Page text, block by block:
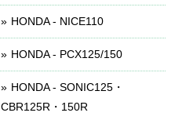
HONDA - NICE110
HONDA - PCX125/150
HONDA - SONIC125・
CBR125R・150R